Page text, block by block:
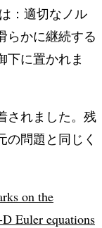
：適切なノル
らかに継続する
下に置かれま
されました。残
問題と同じく
on the
Euler equations